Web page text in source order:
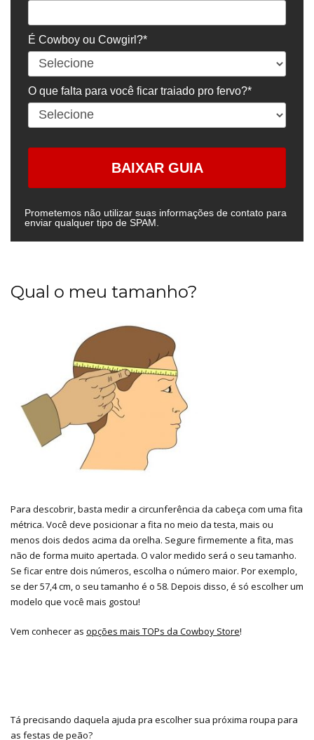
É Cowboy ou Cowgirl?*
O que falta para você ficar traiado pro fervo?*
BAIXAR GUIA
Prometemos não utilizar suas informações de contato para
enviar qualquer tipo de SPAM.
Qual o meu tamanho?
Para descobrir, basta medir a circunferência da cabeça com uma fita
métrica. Você deve posicionar a fita no meio da testa, mais ou
menos dois dedos acima da orelha. Segure firmemente a fita, mas
não de forma muito apertada. O valor medido será o seu tamanho.
Se ficar entre dois números, escolha o número maior. Por exemplo,
se der 57,4 cm, o seu tamanho é o 58. Depois disso, é só escolher um
modelo que você mais gostou!
Vem conhecer as opções mais TOPs da Cowboy Store!
Tá precisando daquela ajuda pra escolher sua próxima roupa para
as festas de peão?